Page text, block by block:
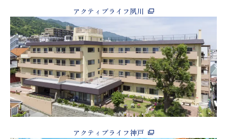
アクティブライフ夙川
アクティブライフ神戸